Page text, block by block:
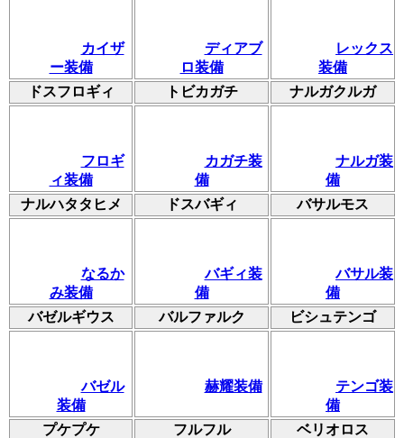
カイザ
ー装備
ディアブ
ロ装備
レックス
装備
ドスフロギィ
トビカガチ ナルガクルガ
フロギ
ィ装備
カガチ装
備
ナルガ装
備
ナルハタタヒメ
ドスバギィ バサルモス
なるか
み装備
バギィ装
備
バサル装
備
バゼルギウス
バルファルク ビシュテンゴ
バゼル
装備
赫耀装備
テンゴ装
備
プケプケ
フルフル ベリオロス